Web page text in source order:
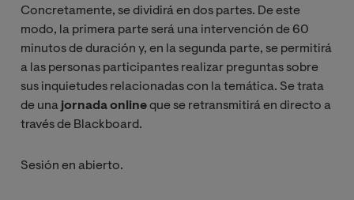
Concretamente, se dividirá en dos partes. De este
modo, la primera parte será una intervención de 60
minutos de duración y, en la segunda parte, se permitirá
a las personas participantes realizar preguntas sobre
sus inquietudes relacionadas con la temática. Se trata
de una jornada onlineque se retransmitirá en directo a
través de Blackboard.
Sesión en abierto.